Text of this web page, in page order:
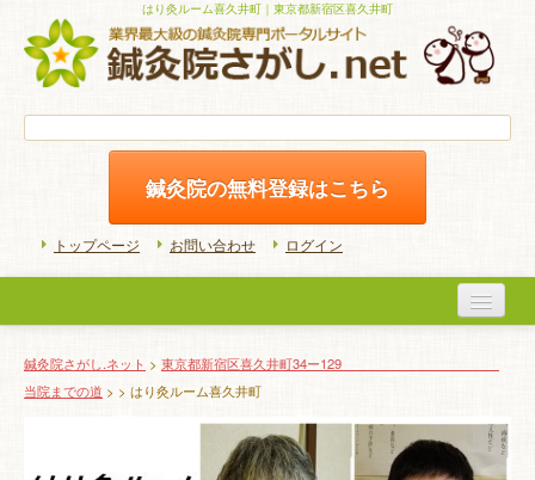
はり灸ルーム喜久井町｜東京都新宿区喜久井町
鍼灸院の無料登録はこちら
トップページ お問い合わせ ログイン
初めての方へ
よくある質問
鍼灸院さがし.ネット > 東京都新宿区喜久井町34ー129
当院までの道 > > はり灸ルーム喜久井町